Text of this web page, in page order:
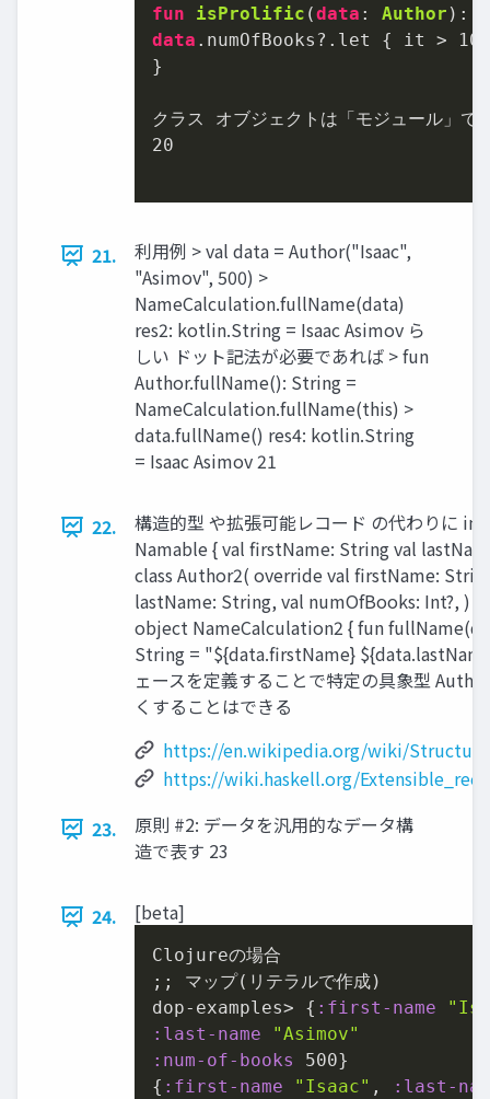
fun
isProlific (data : Author ) :
data .numOfBooks?.let { it >
100
}
20
21.
利⽤例 > val data = Author("Isaac",
"Asimov", 500) >
NameCalculation.fullName(data)
res2: kotlin.String = Isaac Asimov ら
しい ドット記法が必要であれば > fun
Author.fullName(): String =
NameCalculation.fullName(this) >
data.fullName() res4: kotlin.String
= Isaac Asimov 21
22.
構造的型 や拡張可能レコード の代わりに
Namable { val firstName: String val
class Author2( override val firstName:
lastName: String, val numOfBooks: Int?, ) :
object NameCalculation2 { fun
String = "${data.firstName}
ェースを定義することで特定の具象型
くすることはできる
https://en.wikipedia.org/wiki/
https://wiki.haskell.org/
23.
原則 #2: データを汎⽤的なデータ構
造で表す 23
24. [beta]
Clojureの場合
;; マップ(リテラルで作成)
dop-examples> { :first-name
:last-name
"Asimov"
:num-of-books
500}
{ :first-name "Isaac" ,
:last-